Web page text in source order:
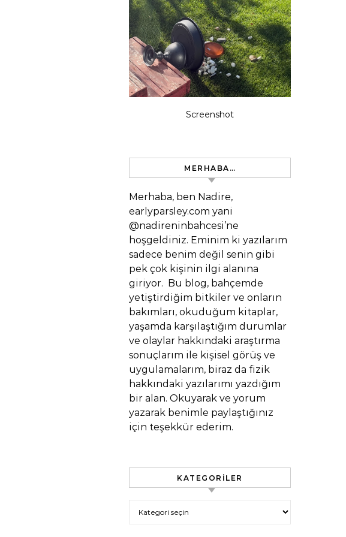
Screenshot
MERHABA…
Merhaba, ben Nadire,
earlyparsley.com yani
@nadireninbahcesi’ne
hoşgeldiniz. Eminim ki yazılarım
sadece benim değil senin gibi
pek çok kişinin ilgi alanına
giriyor. Bu blog, bahçemde
yetiştirdiğim bitkiler ve onların
bakımları, okuduğum kitaplar,
yaşamda karşılaştığım durumlar
ve olaylar hakkındaki araştırma
sonuçlarım ile kişisel görüş ve
uygulamalarım, biraz da fizik
hakkındaki yazılarımı yazdığım
bir alan. Okuyarak ve yorum
yazarak benimle paylaştığınız
için teşekkür ederim.
KATEGORILER